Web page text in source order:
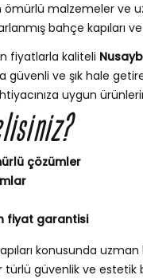
malzemeler ve
bahçe kapıları
fiyatlarla kaliteli
güvenli ve şık hale
uygun
çözümler
fiyat garantisi
konusunda
türlü güvenlik ve estetik